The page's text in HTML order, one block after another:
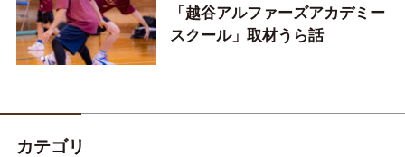
「越谷アルファーズアカデミー
スクール」取材うら話
カテゴリ